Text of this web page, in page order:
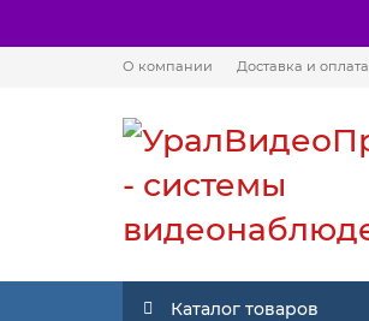
О компании Доставка и оплата
Каталог товаров